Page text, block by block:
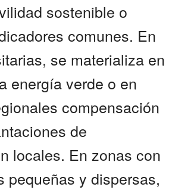
sostenible o
comunes. En
se materializa en
energía verde o en
compensación
de
locales. En zonas con
pequeñas y dispersas,